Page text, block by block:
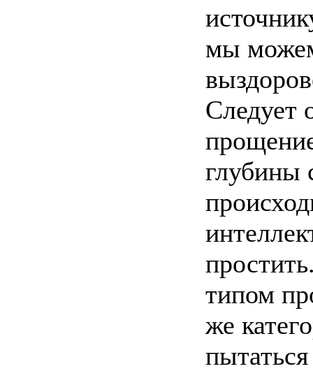
мы
Следует
глубины
типом
же